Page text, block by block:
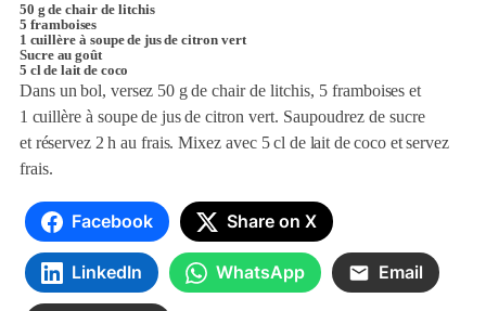
50 g de chair de litchis
5 framboises
1 cuillère à soupede jus decitron vert
Sucre au goût
5 cl de lait de coco
Dans un bol,versez 50 g dechair de litchis, 5 framboises et
1 cuillère à soupede jus decitron vert. Saupoudrezde sucre
et réservez 2 h au frais. Mixez avec 5 cl de lait de coco etservez
frais.
Facebook Share on X
LinkedIn WhatsApp Email